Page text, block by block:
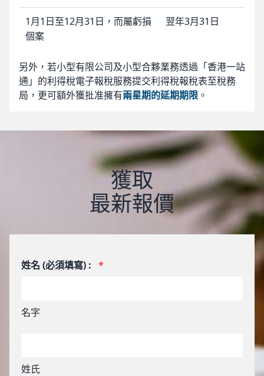
1月1日至12月31日，而屬虧損
個案
翌年3月31日
另外，若小型有限公司及小型合夥業務透過「香港一站
通」的利得稅電子報稅服務提交利得稅報稅表至稅務
局，更可額外獲批准擁有兩星期的延期期限 。
獲取
最新報價
姓名 (必須填寫) : *
名字
姓氏